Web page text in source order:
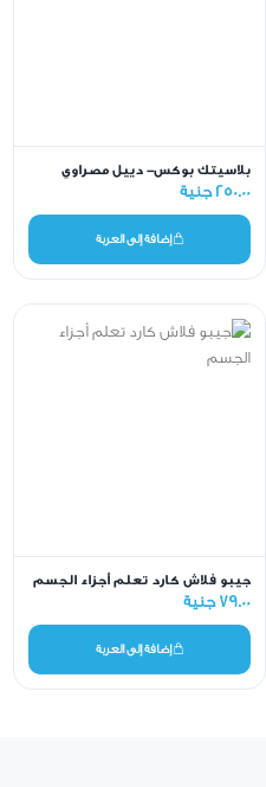
بلاسيتك بوكس- دييل مصراوي
250.00 جنية
إضافة إلى العربة
جيبو فلاش كارد تعلم أجزاء الجسم
79.00 جنية
إضافة إلى العربة